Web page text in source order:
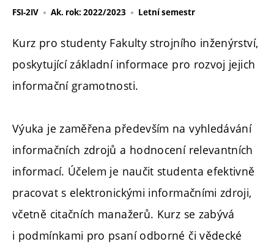
FSI-2IV Ak. rok: 2022/2023 Letní semestr
Kurz pro studenty Fakulty strojního inženýrství,
poskytující základní informace pro rozvoj jejich
informační gramotnosti.
Výuka je zaměřena především na vyhledávání
informačních zdrojů a hodnocení relevantních
informací. Účelem je naučit studenta efektivně
pracovat s elektronickými informačními zdroji,
včetně citačních manažerů. Kurz se zabývá
i podmínkami pro psaní odborné či vědecké